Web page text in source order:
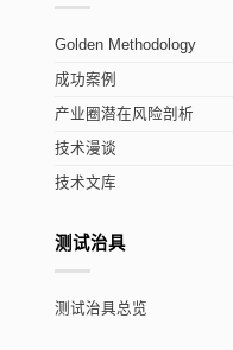
Golden Methodology
成功案例
产业圈潜在风险剖析
技术漫谈
技术文库
测试治具
测试治具总览